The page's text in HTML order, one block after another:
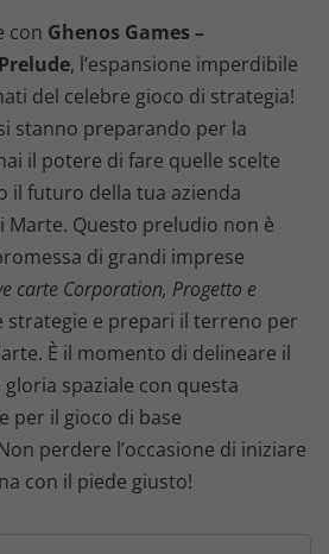
z
o
o
r
i
g
i
n
a
z
o
a
t
t
u
a
l
e
con Ghenos Games –
, l’espansione imperdibile
del celebre gioco di strategia!
stanno preparando per la
il potere di fare quelle scelte
il futuro della tua azienda
Marte. Questo preludio non è
di grandi imprese
carte Corporation, Progetto e
strategie e prepari il terreno per
È il momento di delineare il
spaziale con questa
per il gioco di base
perdere l’occasione di iniziare
con il piede giusto!